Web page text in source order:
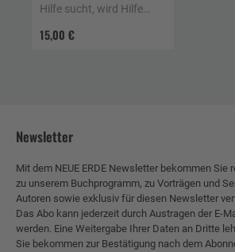
15,00 €
Hilfe sucht, wird Hilfe
Newsletter
Mit dem NEUE ERDE Newsletter bekommen Sie
zu unserem Buchprogramm, zu Vorträgen und
Autoren sowie exklusiv für diesen Newsletter
Das Abo kann jederzeit durch Austragen der E-
werden. Eine Weitergabe Ihrer Daten an Dritte
Sie bekommen zur Bestätigung nach dem